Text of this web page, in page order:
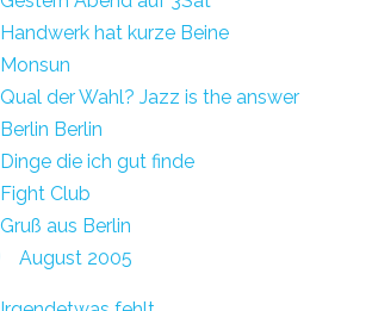
Handwerk hat kurze Beine
Monsun
Qual der Wahl? Jazz is the answer
Berlin Berlin
Dinge die ich gut finde
Fight Club
Gruß aus Berlin
August 2005